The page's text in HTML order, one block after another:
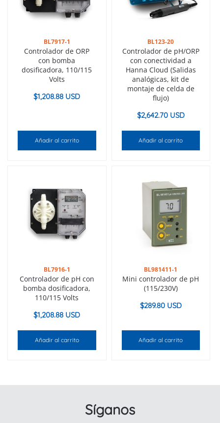
BL7917-1
Controlador de ORP
con bomba
dosificadora, 110/115
Volts
$1,208.88 USD
Añadir al carrito
BL123-20
Controlador de pH/ORP
con conectividad a
Hanna Cloud (Salidas
analógicas, kit de
montaje de celda de
flujo)
$2,642.70 USD
Añadir al carrito
BL7916-1
Controlador de pH con
bomba dosificadora,
110/115 Volts
$1,208.88 USD
Añadir al carrito
BL981411-1
Mini controlador de pH
(115/230V)
$289.80 USD
Añadir al carrito
Síganos